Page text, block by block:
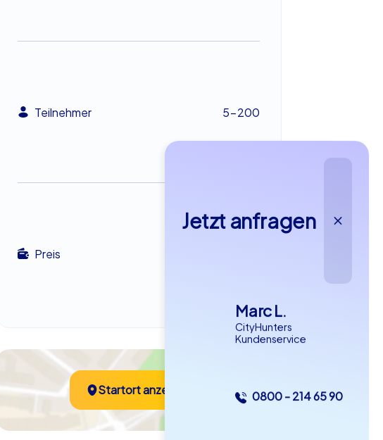
Teilnehmer 5-200
Preis
Startort anzeigen
Jetzt anfragen
Marc L.
CityHunters
Kundenservice
0800 - 214 65 90